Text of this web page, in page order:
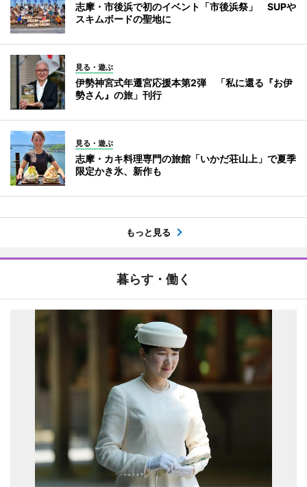
志摩・市後浜で初のイベント「市後浜祭」 SUPや
スキムボードの聖地に
見る・遊ぶ
伊勢神宮式年遷宮応援本第2弾 「私に還る『お伊
勢さん』の旅」刊行
見る・遊ぶ
志摩・カキ料理専門の旅館「いかだ荘山上」で夏季
限定かき氷、新作も
もっと見る
暮らす・働く